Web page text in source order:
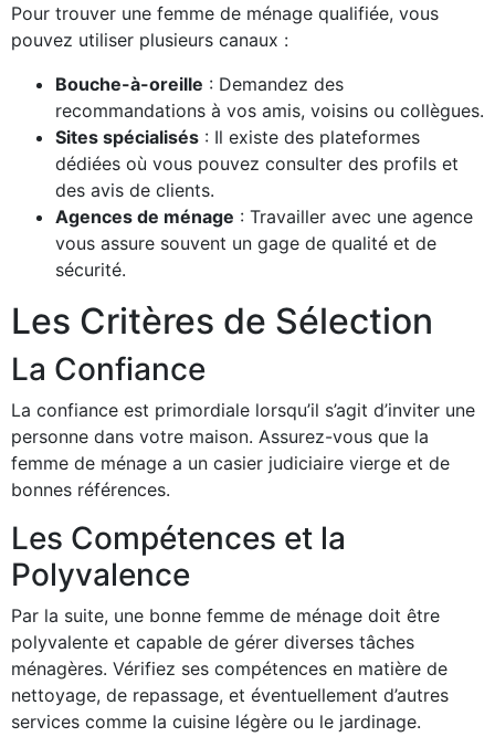
Pour trouver une femme de ménage qualifiée, vous
pouvez utiliser plusieurs canaux :
Bouche-à-oreille : Demandez des
recommandations à vos amis, voisins ou collègues.
Sites spécialisés : Il existe des plateformes
dédiées où vous pouvez consulter des profils et
des avis de clients.
Agences de ménage : Travailler avec une agence
vous assure souvent un gage de qualité et de
sécurité.
Les Critères de Sélection
La Confiance
La confiance est primordiale lorsqu’il s’agit d’inviter une
personne dans votre maison. Assurez-vous que la
femme de ménage a un casier judiciaire vierge et de
bonnes références.
Les Compétences et la
Polyvalence
Par la suite, une bonne femme de ménage doit être
polyvalente et capable de gérer diverses tâches
ménagères. Vérifiez ses compétences en matière de
nettoyage, de repassage, et éventuellement d’autres
services comme la cuisine légère ou le jardinage.